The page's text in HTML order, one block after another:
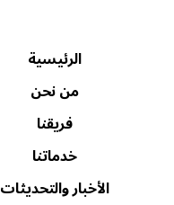
الرئيسية
من نحن
فريقنا
خدماتنا
الأخبار والتحديثات